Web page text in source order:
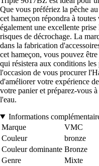
Que vous préfériez la pêche
cet hameçon répondra à
également une excellente
risques de décrochage. La
dans la fabrication
cet hameçon, vous pouvez
qui résistera aux conditions
l'occasion de vous procurer
d'améliorer votre expérience
votre panier et préparez-vous
l'eau.
Informations
Marque
VMC
Couleur
bronze
Couleur dominante Bronze
Genre
Mixte